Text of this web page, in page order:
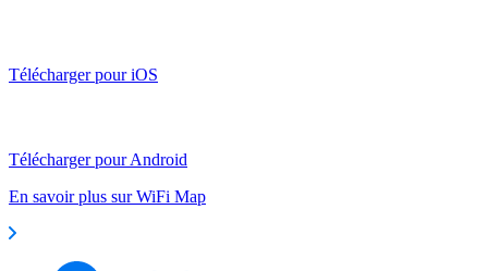
Télécharger pour iOS
Télécharger pour Android
En savoir plus sur WiFi Map